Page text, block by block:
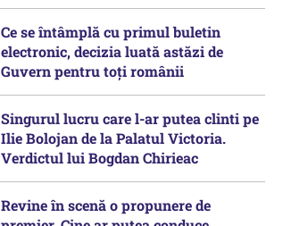
Ce se întâmplă cu primul buletin
electronic, decizia luată astăzi de
Guvern pentru toți românii
Singurul lucru care l-ar putea clinti pe
Ilie Bolojan de la Palatul Victoria.
Verdictul lui Bogdan Chirieac
Revine în scenă o propunere de